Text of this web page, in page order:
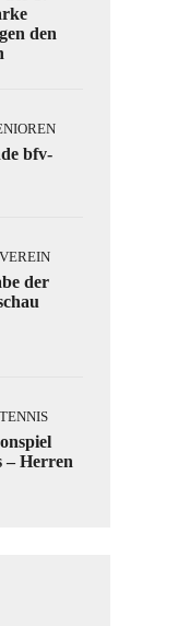
den
bfv-
VEREIN
der
TENNIS
– Herren